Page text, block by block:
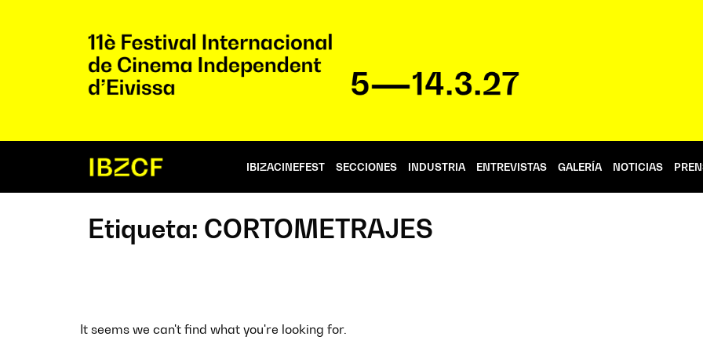
IBIZACINEFEST SECCIONES INDUSTRIA ENTREVISTAS GALERÍA NOTICIAS
Etiqueta: CORTOMETRAJES
It seems we can't find what you're looking for.